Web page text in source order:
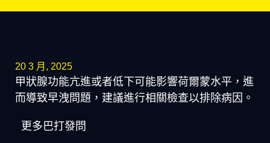
20 3 月, 2025
甲狀腺功能亢進或者低下可能影響荷爾蒙水平，進
而導致早洩問題，建議進行相關檢查以排除病因。
更多巴打發問